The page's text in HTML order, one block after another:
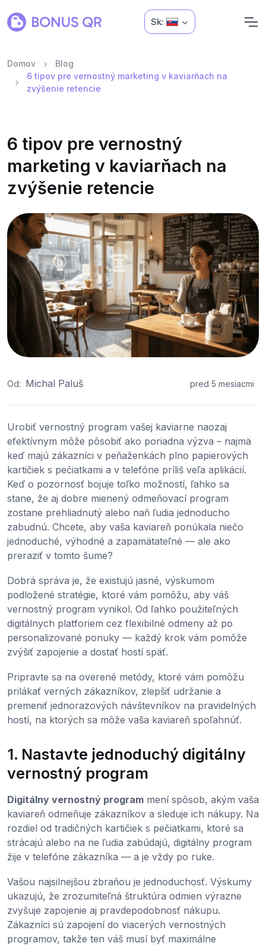
Sk:
Domov
Blog
6 tipov pre vernostný marketing v kaviarňach na
zvýšenie retencie
6 tipov pre vernostný
marketing v kaviarňach na
zvýšenie retencie
Od: Michal Paluš pred 5 mesiacmi
Urobiť vernostný program vašej kaviarne naozaj
efektívnym môže pôsobiť ako poriadna výzva – najmä
keď majú zákazníci v peňaženkách plno papierových
kartičiek s pečiatkami a v telefóne príliš veľa aplikácií.
Keď o pozornosť bojuje toľko možností, ľahko sa
stane, že aj dobre mienený odmeňovací program
zostane prehliadnutý alebo naň ľudia jednoducho
zabudnú. Chcete, aby vaša kaviareň ponúkala niečo
jednoduché, výhodné a zapamätateľné — ale ako
preraziť v tomto šume?
Dobrá správa je, že existujú jasné, výskumom
podložené stratégie, ktoré vám pomôžu, aby váš
vernostný program vynikol. Od ľahko použiteľných
digitálnych platforiem cez flexibilné odmeny až po
personalizované ponuky — každý krok vám pomôže
zvýšiť zapojenie a dostať hostí späť.
Pripravte sa na overené metódy, ktoré vám pomôžu
prilákať verných zákazníkov, zlepšiť udržanie a
premeniť jednorazových návštevníkov na pravidelných
hostí, na ktorých sa môže vaša kaviareň spoľahnúť.
1. Nastavte jednoduchý digitálny
vernostný program
Digitálny vernostný program mení spôsob, akým vaša
kaviareň odmeňuje zákazníkov a sleduje ich nákupy. Na
rozdiel od tradičných kartičiek s pečiatkami, ktoré sa
strácajú alebo na ne ľudia zabúdajú, digitálny program
žije v telefóne zákazníka — a je vždy po ruke.
Vašou najsilnejšou zbraňou je jednoduchosť. Výskumy
ukazujú, že zrozumiteľná štruktúra odmien výrazne
zvyšuje zapojenie aj pravdepodobnosť nákupu.
Zákazníci sú zapojení do viacerých vernostných
programov, takže ten váš musí byť maximálne